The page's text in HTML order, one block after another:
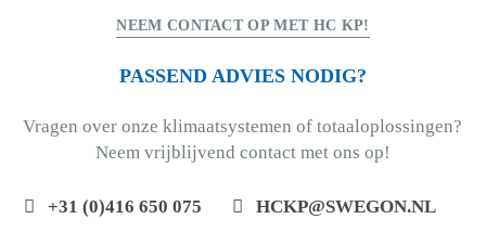
NEEM CONTACT OP MET HC KP!
PASSEND ADVIES NODIG?
Vragen over onze klimaatsystemen of totaaloplossingen?
Neem vrijblijvend contact met ons op!
+31 (0)416 650 075 HCKP@SWEGON.NL